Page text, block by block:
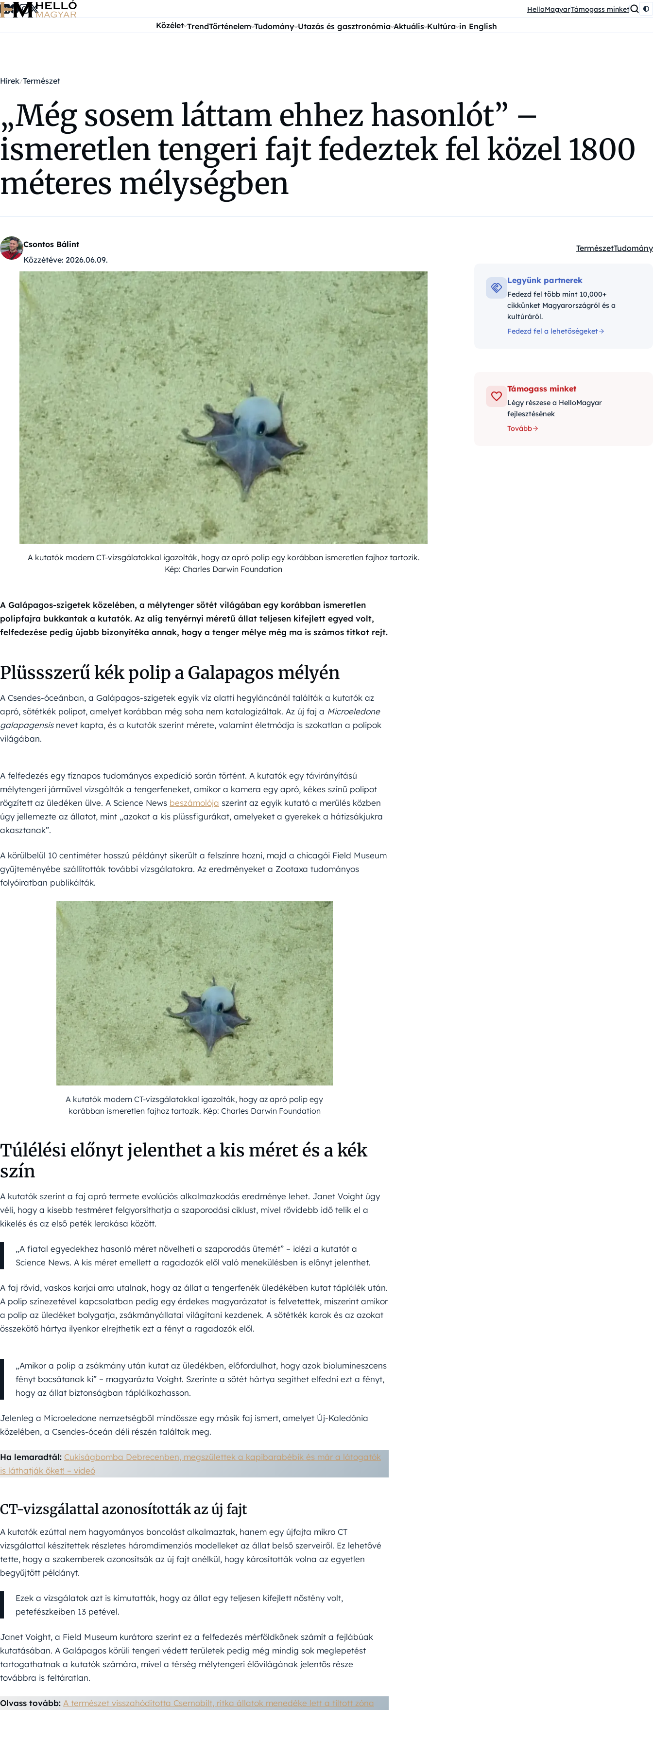
Ugrás a tartalomra HelloMagyarTámogass minket
Közélet TrendTörténelem Tudomány Utazás és gasztronómia Aktuális Kultúra in English
Hírek Természet
„Még sosem láttam ehhez hasonlót” –
ismeretlen tengeri fajt fedeztek fel közel 1800
méteres mélységben
Csontos Bálint
Közzétéve: 2026.06.09.
Kategóriák:
TermészetTudomány
A kutatók modern CT-vizsgálatokkal igazolták, hogy az apró polip egy korábban ismeretlen fajhoz tartozik.
Kép: Charles Darwin Foundation
A Galápagos-szigetek közelében, a mélytenger sötét világában egy korábban ismeretlen
polipfajra bukkantak a kutatók. Az alig tenyérnyi méretű állat teljesen kifejlett egyed volt,
felfedezése pedig újabb bizonyítéka annak, hogy a tenger mélye még ma is számos titkot rejt.
Plüssszerű kék polip a Galapagos mélyén
A Csendes-óceánban, a Galápagos-szigetek egyik víz alatti hegyláncánál találták a kutatók az
apró, sötétkék polipot, amelyet korábban még soha nem katalogizáltak. Az új faj a Microeledone
galapagensisnevet kapta, és a kutatók szerint mérete, valamint életmódja is szokatlan a polipok
világában.
A felfedezés egy tíznapos tudományos expedíció során történt. A kutatók egy távirányítású
mélytengeri járművel vizsgálták a tengerfeneket, amikor a kamera egy apró, kékes színű polipot
rögzített az üledéken ülve. A Science News beszámolója szerint az egyik kutató a merülés közben
úgy jellemezte az állatot, mint „azokat a kis plüssfigurákat, amelyeket a gyerekek a hátizsákjukra
akasztanak”.
A körülbelül 10 centiméter hosszú példányt sikerült a felszínre hozni, majd a chicagói Field Museum
gyűjteményébe szállították további vizsgálatokra. Az eredményeket a Zootaxa tudományos
folyóiratban publikálták.
A kutatók modern CT-vizsgálatokkal igazolták, hogy az apró polip egy
korábban ismeretlen fajhoz tartozik. Kép: Charles Darwin Foundation
Túlélési előnyt jelenthet a kis méret és a kék
szín
A kutatók szerint a faj apró termete evolúciós alkalmazkodás eredménye lehet. Janet Voight úgy
véli, hogy a kisebb testméret felgyorsíthatja a szaporodási ciklust, mivel rövidebb idő telik el a
kikelés és az első peték lerakása között.
„A fiatal egyedekhez hasonló méret növelheti a szaporodás ütemét” – idézi a kutatót a
Science News. A kis méret emellett a ragadozók elől való menekülésben is előnyt jelenthet.
A faj rövid, vaskos karjai arra utalnak, hogy az állat a tengerfenék üledékében kutat táplálék után.
A polip színezetével kapcsolatban pedig egy érdekes magyarázatot is felvetettek, miszerint amikor
a polip az üledéket bolygatja, zsákmányállatai világítani kezdenek. A sötétkék karok és az azokat
összekötő hártya ilyenkor elrejthetik ezt a fényt a ragadozók elől.
„Amikor a polip a zsákmány után kutat az üledékben, előfordulhat, hogy azok biolumineszcens
fényt bocsátanak ki” – magyarázta Voight. Szerinte a sötét hártya segíthet elfedni ezt a fényt,
hogy az állat biztonságban táplálkozhasson.
Jelenleg a Microeledone nemzetségből mindössze egy másik faj ismert, amelyet Új-Kaledónia
közelében, a Csendes-óceán déli részén találtak meg.
Ha lemaradtál: Cukiságbomba Debrecenben, megszülettek a kapibarabébik és már a látogatók
is láthatják őket! – videó
CT-vizsgálattal azonosították az új fajt
A kutatók ezúttal nem hagyományos boncolást alkalmaztak, hanem egy újfajta mikro CT
vizsgálattal készítettek részletes háromdimenziós modelleket az állat belső szerveiről. Ez lehetővé
tette, hogy a szakemberek azonosítsák az új fajt anélkül, hogy károsították volna az egyetlen
begyűjtött példányt.
Ezek a vizsgálatok azt is kimutatták, hogy az állat egy teljesen kifejlett nőstény volt,
petefészkeiben 13 petével.
Janet Voight, a Field Museum kurátora szerint ez a felfedezés mérföldkőnek számít a fejlábúak
kutatásában. A Galápagos körüli tengeri védett területek pedig még mindig sok meglepetést
tartogathatnak a kutatók számára, mivel a térség mélytengeri élővilágának jelentős része
továbbra is feltáratlan.
Olvass tovább: A természet visszahódította Csernobilt, ritka állatok menedéke lett a tiltott zóna
Legyünk partnerek
Fedezd fel több mint 10,000+
cikkünket Magyarországról és a
kultúráról.
Fedezd fel a lehetőségeket
Támogass minket
Légy részese a HelloMagyar
fejlesztésének
Tovább